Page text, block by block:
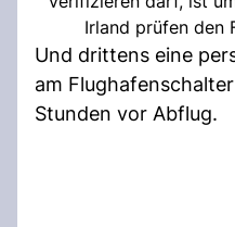
Irland prüfen den
Und drittens eine
am
Stunden vor Abflug.